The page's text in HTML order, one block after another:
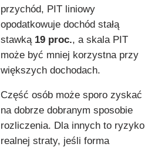
przychód, PIT liniowy
opodatkowuje dochód stałą
stawką 19 proc., a skala PIT
może być mniej korzystna przy
większych dochodach.
Część osób może sporo zyskać
na dobrze dobranym sposobie
rozliczenia. Dla innych to ryzyko
realnej straty, jeśli forma